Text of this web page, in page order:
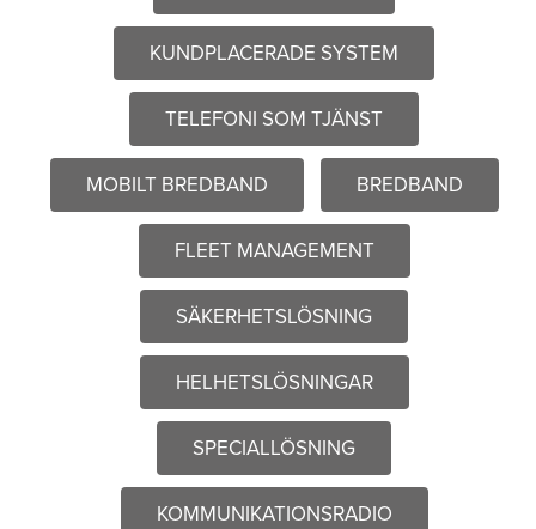
KUNDPLACERADE SYSTEM
TELEFONI SOM TJÄNST
MOBILT BREDBAND BREDBAND
FLEET MANAGEMENT
SÄKERHETSLÖSNING
HELHETSLÖSNINGAR
SPECIALLÖSNING
KOMMUNIKATIONSRADIO